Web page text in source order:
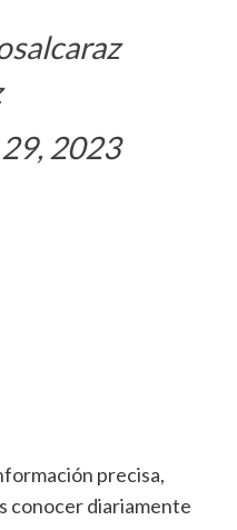
2023
precisa,
conocer diariamente